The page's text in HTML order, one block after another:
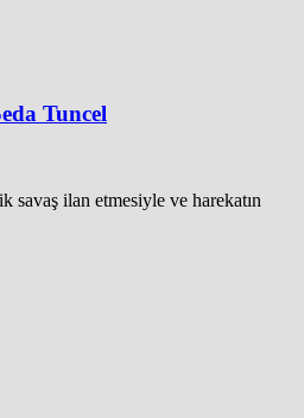
Tuncel
savaş ilan etmesiyle ve harekatın